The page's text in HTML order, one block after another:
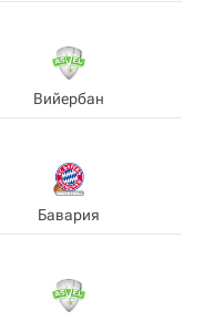
Вийербан
Бавария